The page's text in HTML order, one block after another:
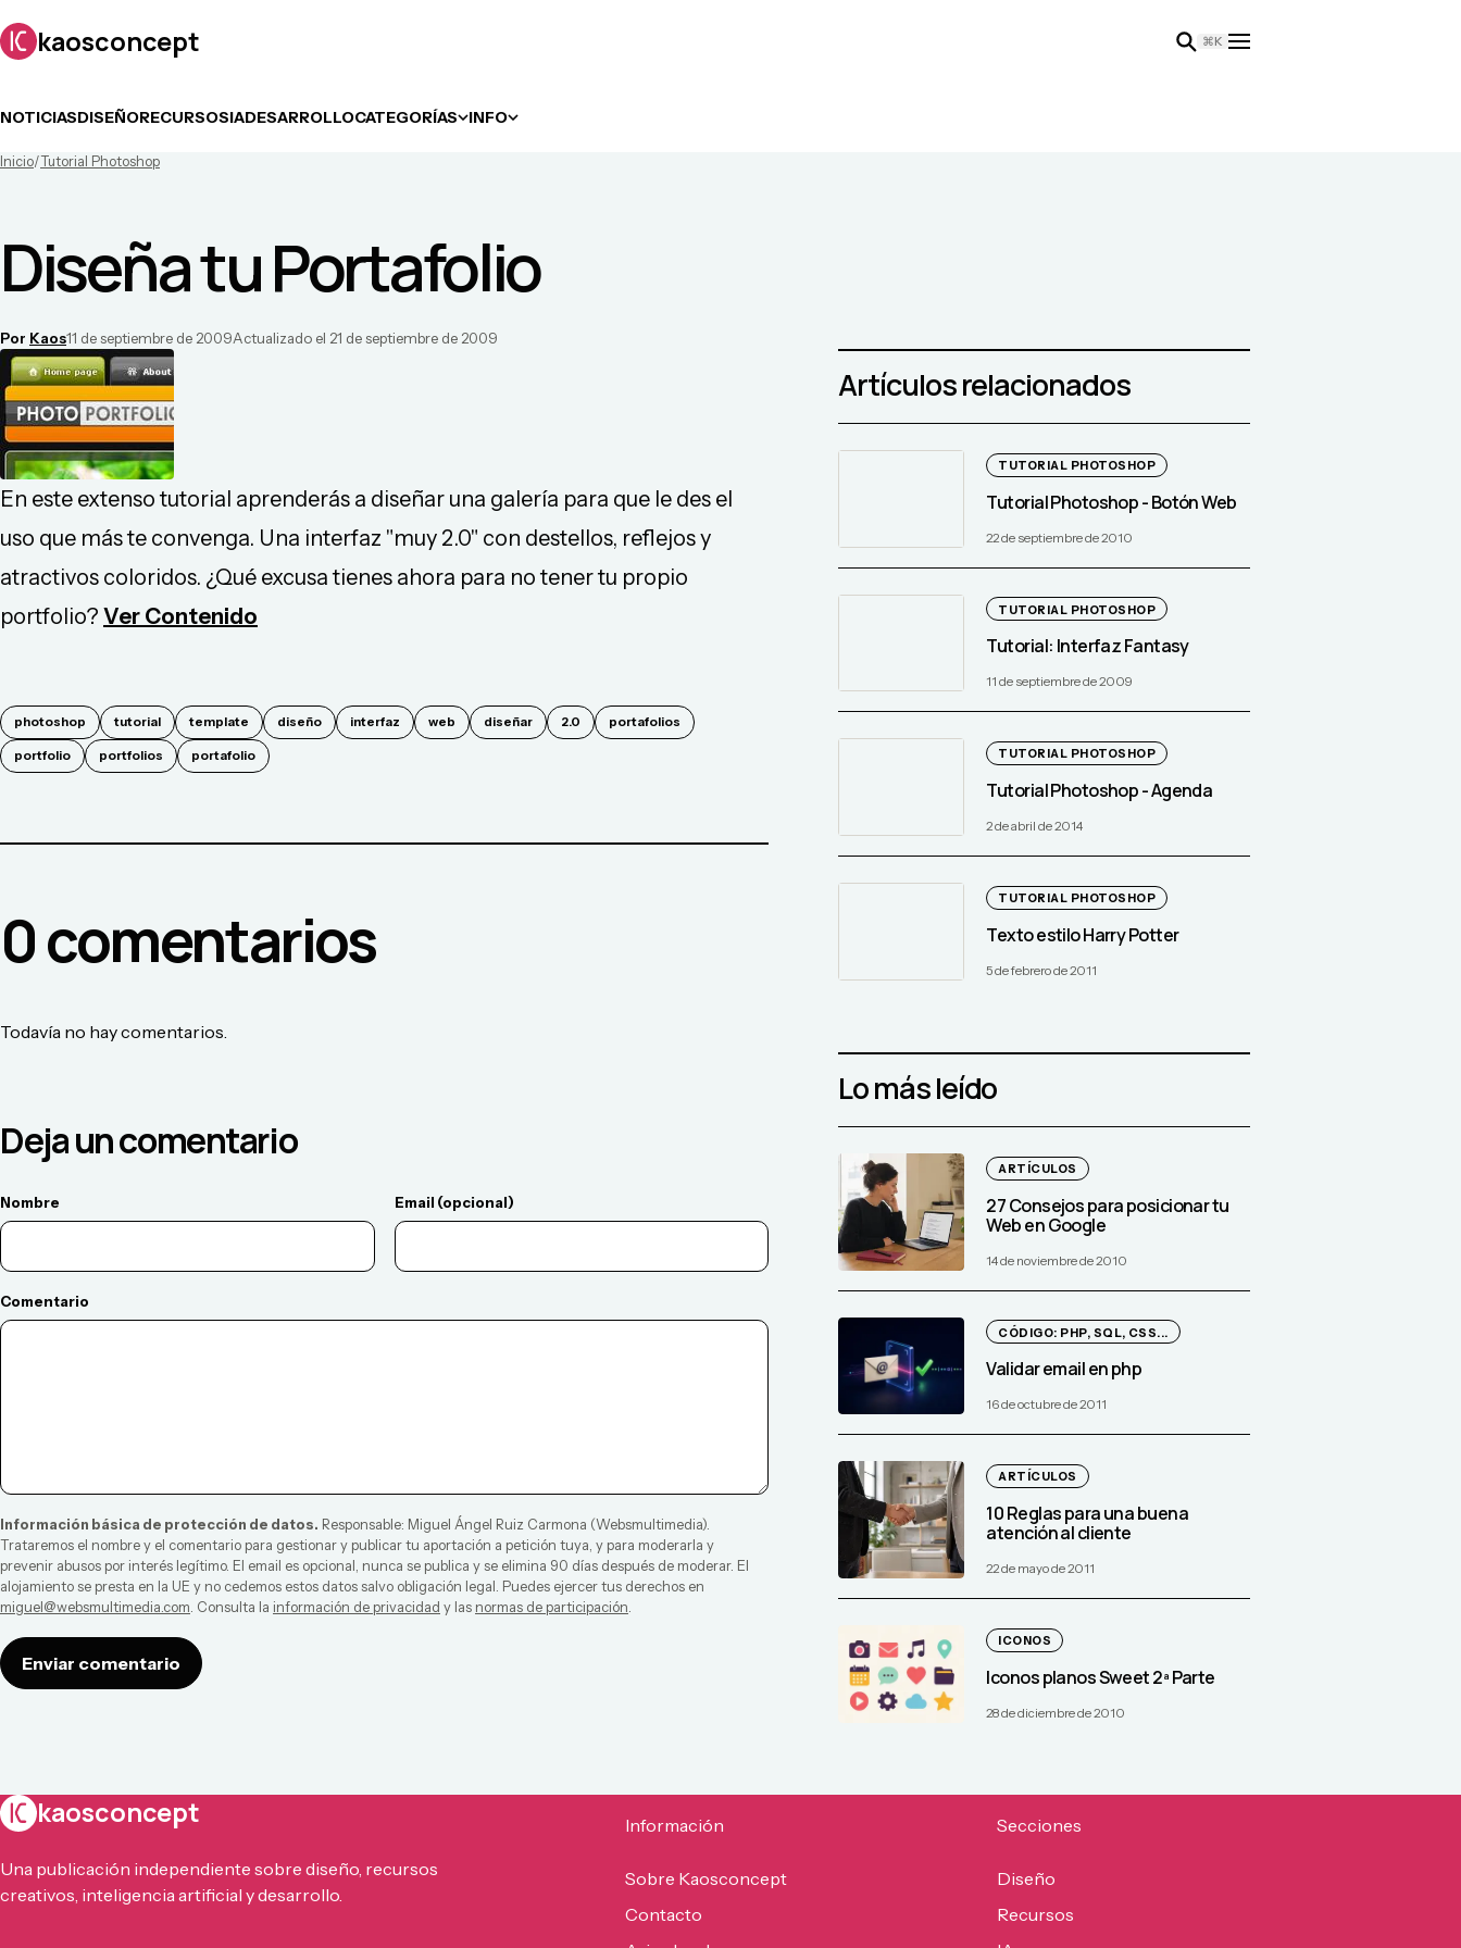
kaosconcept ⌘K
NOTICIASDISEÑORECURSOSIADESARROLLOCATEGORÍAS INFO
Inicio/Tutorial Photoshop
Diseña tu Portafolio
Por Kaos11 de septiembre de 2009Actualizado el 21 de septiembre de 2009
En este extenso tutorial aprenderás a diseñar una galería para que le des el
uso que más te convenga. Una interfaz "muy 2.0" con destellos, reflejos y
atractivos coloridos. ¿Qué excusa tienes ahora para no tener tu propio
portfolio? Ver Contenido
photoshop tutorial template diseño interfaz web diseñar 2.0 portafolios
portfolio portfolios portafolio
0comentarios
Todavía no hay comentarios.
Deja un comentario
Nombre Email (opcional)
Comentario
Información básica de protección de datos. Responsable: Miguel Ángel Ruiz Carmona (Websmultimedia).
Trataremos el nombre y el comentario para gestionar y publicar tu aportación a petición tuya, y para moderarla y
prevenir abusos por interés legítimo. El email es opcional, nunca se publica y se elimina 90 días después de moderar. El
alojamiento se presta en la UE y no cedemos estos datos salvo obligación legal. Puedes ejercer tus derechos en
miguel@websmultimedia.com . Consulta la información de privacidad y las normas de participación
Enviar comentario
Artículos relacionados
TUTORIAL PHOTOSHOP
Tutorial Photoshop - Botón Web
22 de septiembre de 2010
TUTORIAL PHOTOSHOP
Tutorial: Interfaz Fantasy
11 de septiembre de 2009
TUTORIAL PHOTOSHOP
Tutorial Photoshop - Agenda
2 de abril de 2014
TUTORIAL PHOTOSHOP
Texto estilo Harry Potter
5 de febrero de 2011
Lo más leído
ARTÍCULOS
27 Consejos para posicionar tu
Web en Google
14 de noviembre de 2010
CÓDIGO: PHP, SQL, CSS...
Validar email en php
16 de octubre de 2011
ARTÍCULOS
10 Reglas para una buena
atención al cliente
22 de mayo de 2011
ICONOS
Iconos planos Sweet 2ª Parte
28 de diciembre de 2010
kaosconcept
Una publicación independiente sobre diseño, recursos
creativos, inteligencia artificial y desarrollo.
Información
Sobre Kaosconcept
Contacto
Secciones
Diseño
Recursos